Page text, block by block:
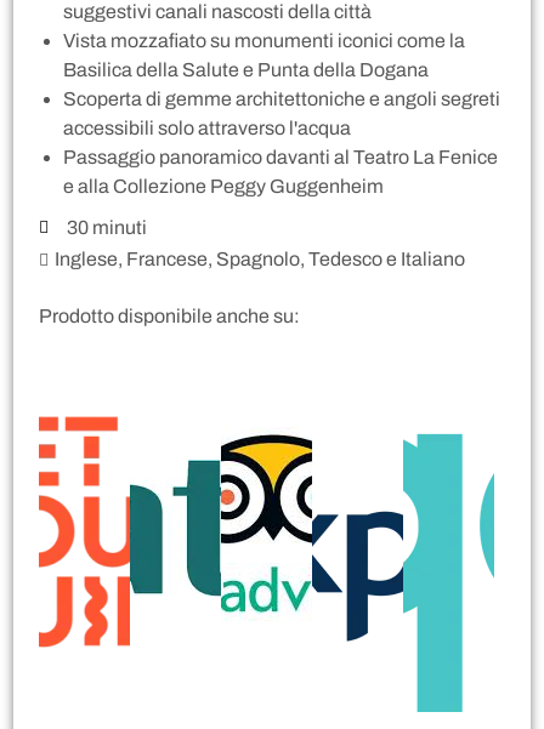
suggestivi canali nascosti della città
Vista mozzafiato su monumenti iconici come la
Basilica della Salute e Punta della Dogana
Scoperta di gemme architettoniche e angoli segreti
accessibili solo attraverso l'acqua
Passaggio panoramico davanti al Teatro La Fenice
e alla Collezione Peggy Guggenheim
30 minuti
Inglese, Francese, Spagnolo, Tedesco e Italiano
Prodotto disponibile anche su: